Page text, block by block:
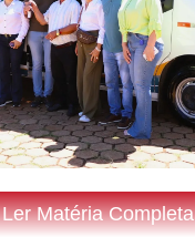
Ler Matéria Completa